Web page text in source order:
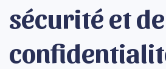
sécurité et de